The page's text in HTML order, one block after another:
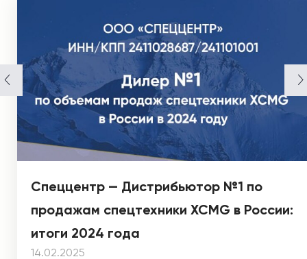
Спеццентр — Дистрибьютор №1 по
продажам спецтехники XCMG в России:
итоги 2024 года
14.02.2025